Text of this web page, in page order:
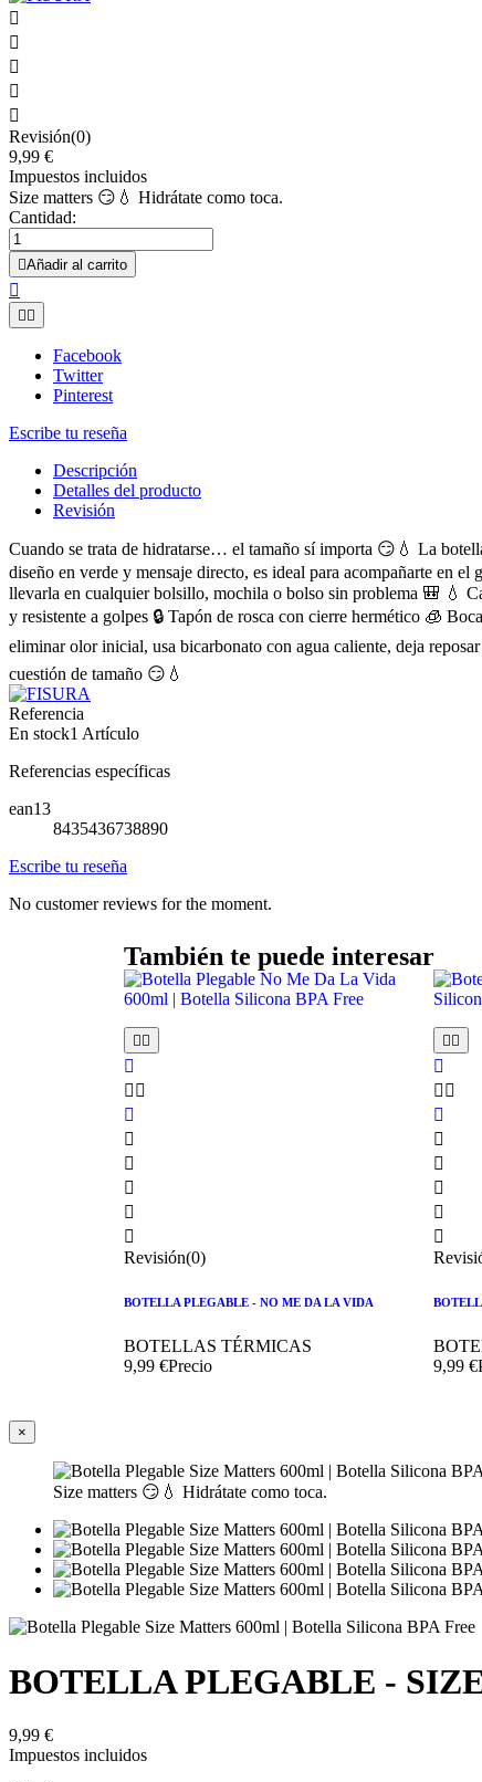





Revisión(0)
9,99 €
Impuestos incluidos
Size matters 😏💧 Hidrátate como toca.
Cantidad:
Añadir al carrito

 
Facebook
Twitter
Pinterest
Escribe tu reseña
Descripción
Detalles del producto
Revisión
Cuando se trata de hidratarse… el tamaño sí importa 😏💧 La
diseño en verde y mensaje directo, es ideal para acompañarte en
llevarla en cualquier bolsillo, mochila o bolso sin problema 🎒 💧
y resistente a golpes 🔒 Tapón de rosca con cierre hermético 🧊
eliminar olor inicial, usa bicarbonato con agua caliente, deja
cuestión de tamaño 😏💧
Referencia
En stock1 Artículo
Referencias específicas
ean13
8435436738890
Escribe tu reseña
No customer reviews for the moment.
También te puede interesar
 

 






Revisión(0)
BOTELLA PLEGABLE - NO ME DA LA VIDA
BOTELLAS TÉRMICAS
9,99 €Precio
 

 






9,99 €
×
Size matters 😏💧 Hidrátate como toca.
BOTELLA PLEGABLE -
9,99 €
Impuestos incluidos